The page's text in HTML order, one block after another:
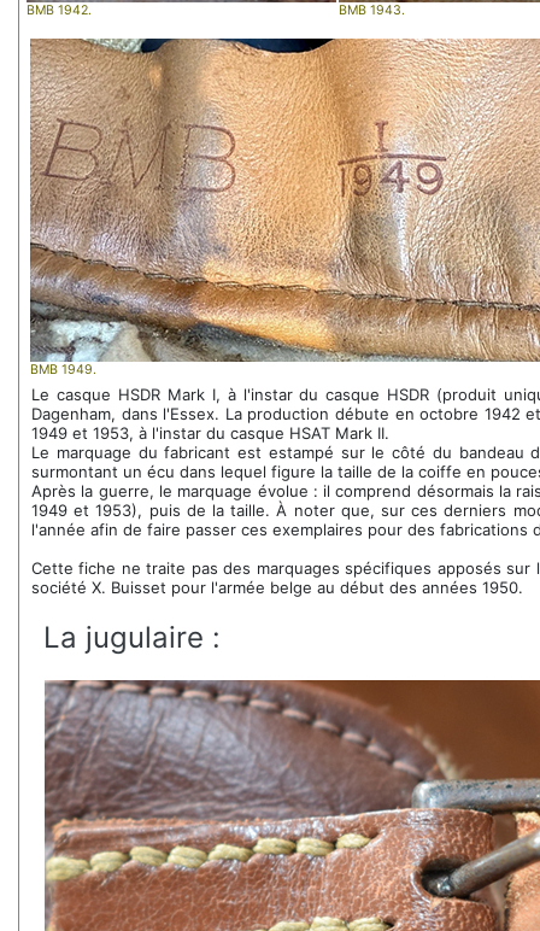
BMB 1942. BMB 1943.
BMB 1949.
Le casque HSDR Mark I, à l'instar du casque HSDR (produit
Dagenham, dans l'Essex. La production débute en octobre
1949 et 1953, à l'instar du casque HSAT Mark II.
Le marquage du fabricant est estampé sur le côté du bandeau
surmontant un écu dans lequel figure la taille de la coiffe en
Après la guerre, le marquage évolue : il comprend désormais la
1949 et 1953), puis de la taille. À noter que, sur ces derniers
l'année afin de faire passer ces exemplaires pour des fabrications
Cette fiche ne traite pas des marquages spécifiques apposés
société X. Buisset pour l'armée belge au début des années 1950.
La jugulaire :